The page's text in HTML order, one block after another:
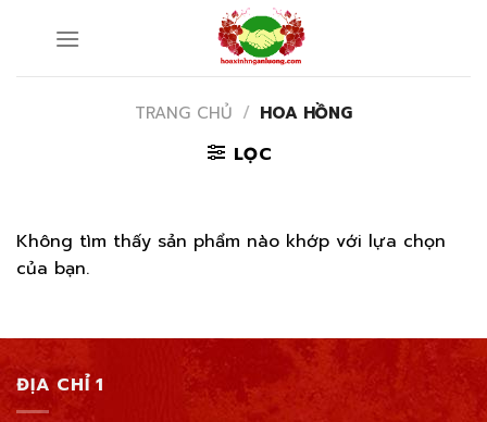
TRANG CHỦ / HOA HỒNG
LỌC
Không tìm thấy sản phẩm nào khớp với lựa chọn
của bạn.
ĐỊA CHỈ 1